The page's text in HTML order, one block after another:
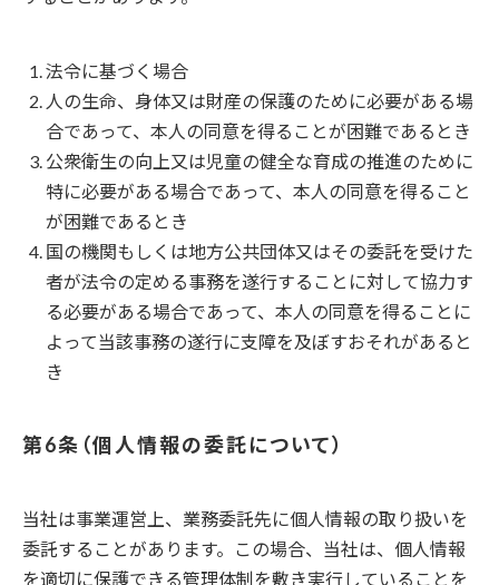
法令に基づく場合
人の生命、身体又は財産の保護のために必要がある場
合であって、本人の同意を得ることが困難であるとき
公衆衛生の向上又は児童の健全な育成の推進のために
特に必要がある場合であって、本人の同意を得ること
が困難であるとき
国の機関もしくは地方公共団体又はその委託を受けた
者が法令の定める事務を遂行することに対して協力す
る必要がある場合であって、本人の同意を得ることに
よって当該事務の遂行に支障を及ぼすおそれがあると
き
個人情報の委託について
当社は事業運営上、業務委託先に個人情報の取り扱いを
委託することがあります。この場合、当社は、個人情報
を適切に保護できる管理体制を敷き実行していることを